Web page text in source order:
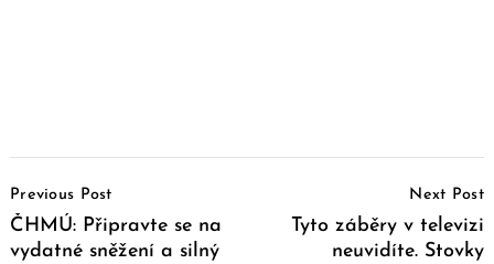
Navigation
Previous Post
ČHMÚ: Připravte se na
vydatné sněžení a silný
Next Post
Tyto záběry v televizi
neuvidíte. Stovky